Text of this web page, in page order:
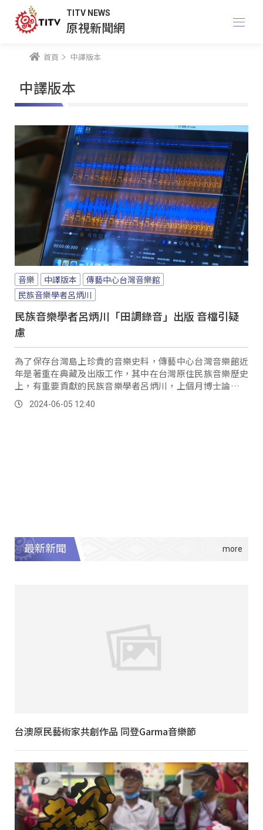
TITV NEWS
原視新聞網
首頁 中譯版本
中譯版本
音樂 中譯版本
傳藝中心台灣音樂館
民族音樂學者呂炳川
民族音樂學者呂炳川「田調錄音」出版 音檔引疑
慮
為了保存台灣島上珍貴的音樂史料，傳藝中心台灣音樂館近
年是著重在典藏及出版工作，其中在台灣原住民族音樂歷史
上，有重要貢獻的民族音樂學者呂炳川，上個月博士論文的
中譯版本正式出爐，台灣音樂館還附上呂炳川在將近60年
前，到部落田調採集時的錄音內容，印製成CD方便民眾聆
2024-06-05 12:40
最新新聞
台澳原民藝術家共創作品 同登Garma音樂節